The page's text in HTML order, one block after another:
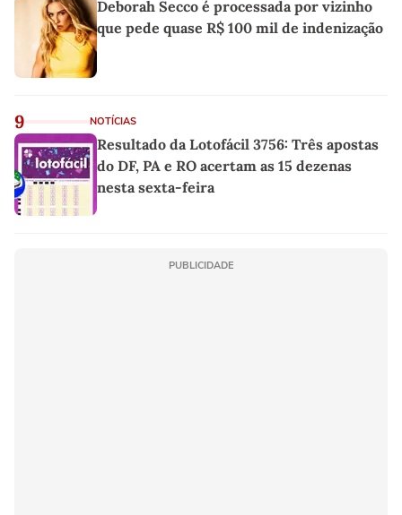
Deborah Secco é processada por vizinho
que pede quase R$ 100 mil de indenização
9 NOTÍCIAS
Resultado da Lotofácil 3756: Três apostas
do DF, PA e RO acertam as 15 dezenas
nesta sexta-feira
PUBLICIDADE